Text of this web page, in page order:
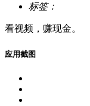
标签：
看视频，赚现金。
应用截图